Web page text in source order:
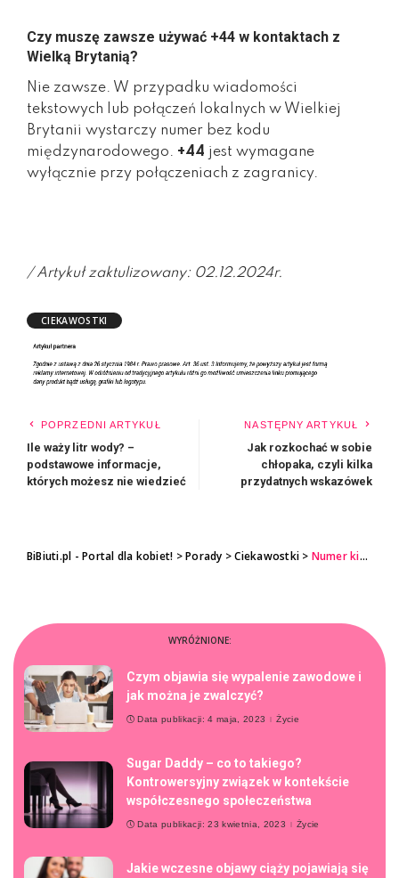
Czy muszę zawsze używać +44 w kontaktach z
Wielką Brytanią?
Nie zawsze. W przypadku wiadomości
tekstowych lub połączeń lokalnych w Wielkiej
Brytanii wystarczy numer bez kodu
międzynarodowego. +44 jest wymagane
wyłącznie przy połączeniach z zagranicy.
/ Artykuł zaktulizowany: 02.12.2024r.
CIEKAWOSTKI
POPRZEDNI ARTYKUŁ
Ile waży litr wody? –
podstawowe informacje,
których możesz nie wiedzieć
NASTĘPNY ARTYKUŁ
Jak rozkochać w sobie
chłopaka, czyli kilka
przydatnych wskazówek
BiBiuti.pl - Portal dla kobiet! >Porady >Ciekawostki > Numer kierunkowy 44 – co to za numer?
WYRÓŻNIONE:
Czym objawia się wypalenie zawodowe i
jak można je zwalczyć?
Data publikacji: 4 maja, 2023 Życie
Sugar Daddy – co to takiego?
Kontrowersyjny związek w kontekście
współczesnego społeczeństwa
Data publikacji: 23 kwietnia, 2023 Życie
Jakie wczesne objawy ciąży pojawiają się